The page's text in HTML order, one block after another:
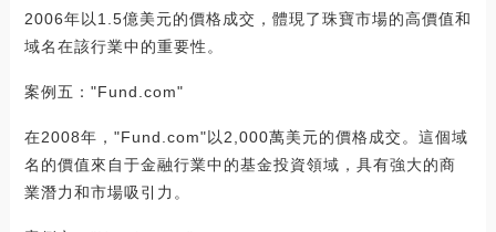
2006年以1.5億美元的價格成交，體現了珠寶市場的高價值和
域名在該行業中的重要性。
案例五："Fund.com"
在2008年，"Fund.com"以2,000萬美元的價格成交。這個域
名的價值來自于金融行業中的基金投資領域，具有強大的商
業潛力和市場吸引力。